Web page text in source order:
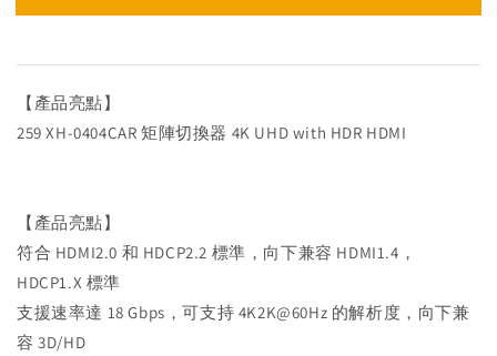
【產品亮點】
259 XH-0404CAR 矩陣切換器 4K UHD with HDR HDMI
【產品亮點】
符合 HDMI2.0 和 HDCP2.2 標準，向下兼容 HDMI1.4，
HDCP1.X 標準
支援速率達 18 Gbps，可支持 4K2K@60Hz 的解析度，向下兼
容 3D/HD